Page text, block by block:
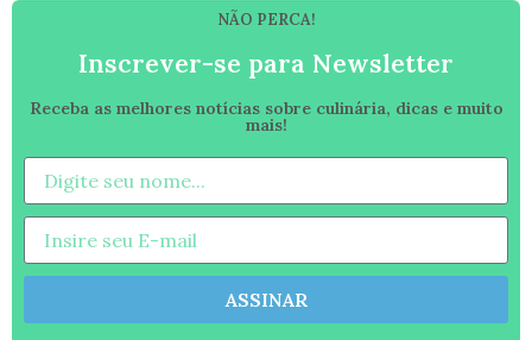
NÃO PERCA!
Inscrever-se para Newsletter
Receba as melhores notícias sobre culinária, dicas e muito
mais!
ASSINAR